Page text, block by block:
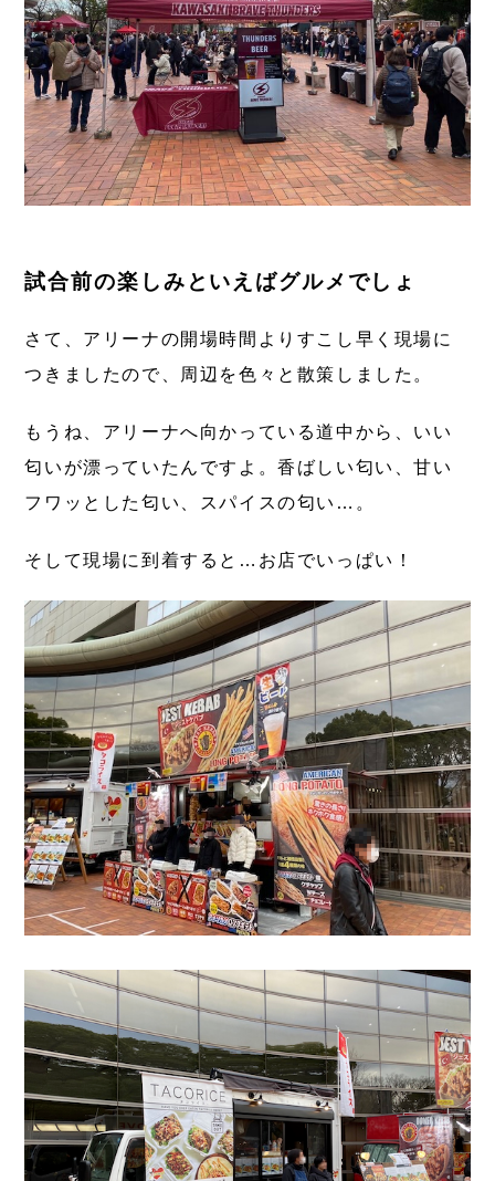
試合前の楽しみといえばグルメでしょ
さて、アリーナの開場時間よりすこし早く現場に
つきましたので、周辺を色々と散策しました。
もうね、アリーナへ向かっている道中から、いい
匂いが漂っていたんですよ。香ばしい匂い、甘い
フワッとした匂い、スパイスの匂い…。
そして現場に到着すると…お店でいっぱい！